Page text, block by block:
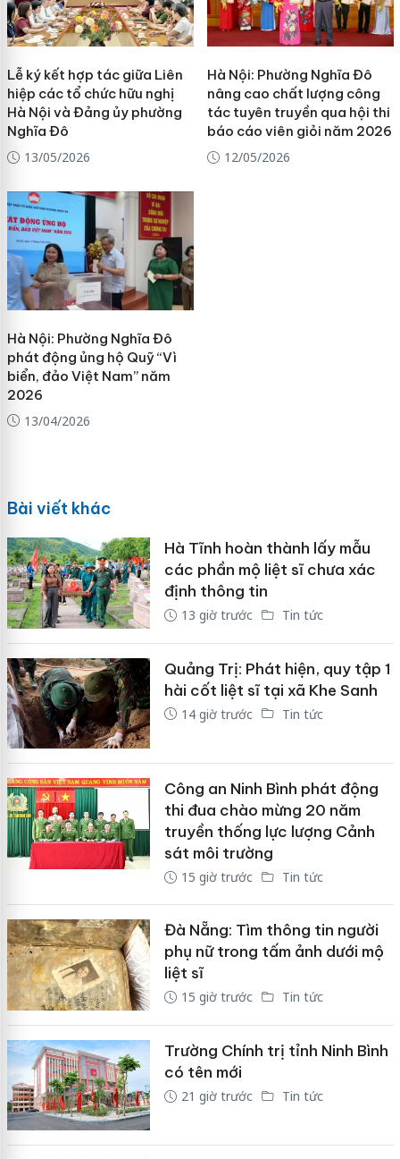
Lễ ký kết hợp tác giữa Liên
hiệp các tổ chức hữu nghị
Hà Nội và Đảng ủy phường
Nghĩa Đô
13/05/2026
Hà Nội: Phường Nghĩa Đô
nâng cao chất lượng công
tác tuyên truyền qua hội thi
báo cáo viên giỏi năm 2026
12/05/2026
Hà Nội: Phường Nghĩa Đô
phát động ủng hộ Quỹ “Vì
biển, đảo Việt Nam” năm
2026
13/04/2026
Bài viết khác
Hà Tĩnh hoàn thành lấy mẫu
các phần mộ liệt sĩ chưa xác
định thông tin
13 giờ trước Tin tức
Quảng Trị: Phát hiện, quy tập 1
hài cốt liệt sĩ tại xã Khe Sanh
14 giờ trước Tin tức
Công an Ninh Bình phát động
thi đua chào mừng 20 năm
truyền thống lực lượng Cảnh
sát môi trường
15 giờ trước Tin tức
Đà Nẵng: Tìm thông tin người
phụ nữ trong tấm ảnh dưới mộ
liệt sĩ
15 giờ trước Tin tức
Trường Chính trị tỉnh Ninh Bình
có tên mới
21 giờ trước Tin tức